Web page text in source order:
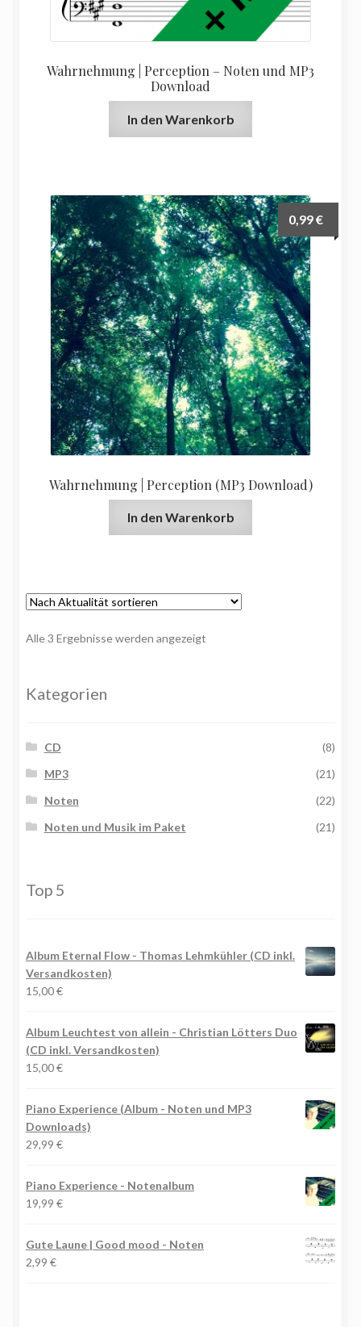
Wahrnehmung | Perception – Noten und MP3
Download
In den Warenkorb
Wahrnehmung | Perception (MP3 Download)
0,99€
In den Warenkorb
Alle 3 Ergebnisse werden angezeigt
Kategorien
CD
(8)
MP3
(21)
Noten
(22)
Noten und Musik im Paket
(21)
Top 5
Album Eternal Flow - Thomas Lehmkühler (CD inkl.
Versandkosten)
15,00€
Album Leuchtest von allein - Christian Lötters Duo
(CD inkl. Versandkosten)
15,00€
Piano Experience (Album - Noten und MP3
Downloads)
29,99 €
Piano Experience - Notenalbum
19,99 €
Gute Laune | Good mood - Noten
2,99 €